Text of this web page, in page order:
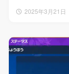
2025年3月21日